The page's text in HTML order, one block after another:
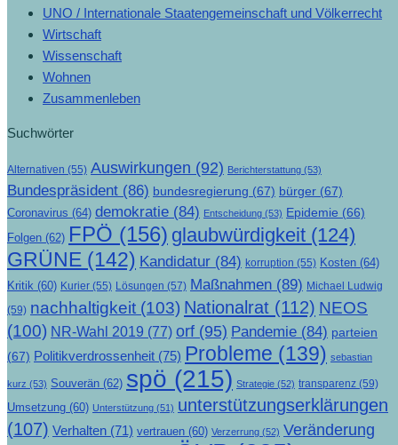
UNO / Internationale Staatengemeinschaft und Völkerrecht
Wirtschaft
Wissenschaft
Wohnen
Zusammenleben
Suchwörter
Alternativen (55) Auswirkungen (92) Berichterstattung (53)
Bundespräsident (86) bundesregierung (67) bürger (67)
Coronavirus (64) demokratie (84) Entscheidung (53) Epidemie (66)
Folgen (62) FPÖ (156) glaubwürdigkeit (124)
GRÜNE (142) Kandidatur (84) korruption (55) Kosten (64)
Kritik (60) Kurier (55) Lösungen (57) Maßnahmen (89) Michael Ludwig
(59) nachhaltigkeit (103) Nationalrat (112) NEOS
(100) NR-Wahl 2019 (77) orf (95) Pandemie (84) parteien
(67) Politikverdrossenheit (75) Probleme (139) sebastian
kurz (53) Souverän (62) spö (215) Strategie (52) transparenz (59)
Umsetzung (60) Unterstützung (51) unterstützungserklärungen
(107) Verhalten (71) vertrauen (60) Verzerrung (52) Veränderung